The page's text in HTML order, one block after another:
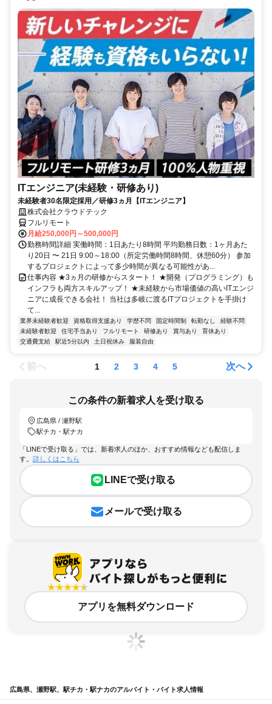
ITエンジニア(未経験・研修あり)
未経験者30名限定採用／研修3ヵ月【ITエンジニア】
株式会社クラウドテック
フルリモート
月給250,000円～500,000円
勤務時間詳細 実働時間：1日あたり8時間 平均勤務日数：1ヶ月あた
り20日 〜 21日 9:00～18:00（所定労働時間8時間、休憩60分） 参加
するプロジェクトによって多少時間が異なる可能性があ...
仕事内容 ★3ヵ月の研修からスタート！ ★開発（プログラミング）も
インフラも両方スキルアップ！ ★未経験から市場価値の高いITエンジ
ニアに成長できる会社！ 当社は多岐に渡るITプロジェクトを手掛け
て...
業界未経験者歓迎 資格取得支援あり 学歴不問 固定時間制 転勤なし
経験不問
未経験者歓迎
住宅手当あり フルリモート 研修あり 賞与あり
育休あり
交通費支給
駅近5分以内 土日祝休み 服装自由
前へ 1 2 3 4 5 次へ
この条件の新着求人を受け取る
広島県 / 瀬野駅
駅チカ・駅ナカ
「LINEで受け取る」では、新着求人のほか、おすすめ情報なども配信しま
す。 詳しくはこちら
LINEで受け取る
メールで受け取る
アプリを無料ダウンロード
広島県、瀬野駅、駅チカ・駅ナカのアルバイト・バイト求人情報